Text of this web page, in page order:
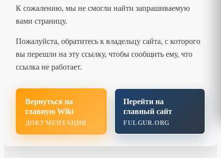
К сожалению, мы не смогли найти запрашиваемую
вами страницу.
Пожалуйста, обратитесь к владельцу сайта, с которого
вы перешли на эту ссылку, чтобы сообщить ему, что
ссылка не работает.
Вернуться на
главную Wiki
ДОКУМЕНТАЦИЯ
Перейти на
главный сайт
FULGUR.ORG